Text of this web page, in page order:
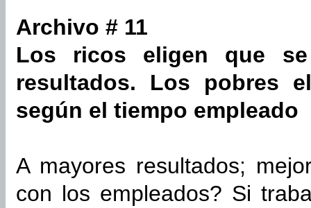
Archivo # 11
Los ricos eligen que
resultados. Los pobres
según el tiempo empleado
A mayores resultados;
con los empleados? Si